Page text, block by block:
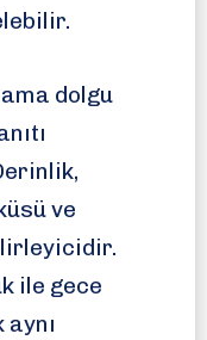
dolgu
ve
ile gece